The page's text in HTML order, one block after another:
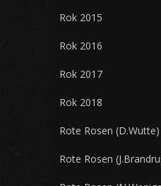
Rok 2015
Rok 2016
Rok 2017
Rok 2018
Rote Rosen (D.Wutte)
Rote Rosen